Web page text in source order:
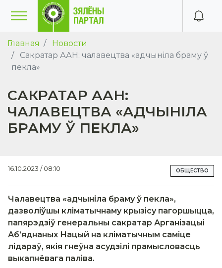
Главная
Новости
Сакратар ААН: чалавецтва «адчыніла браму ў
пекла»
САКРАТАР ААН:
ЧАЛАВЕЦТВА «АДЧЫНІЛА
БРАМУ Ў ПЕКЛА»
16.10.2023 / 08:10 ОБЩЕСТВО
Чалавецтва «адчыніла браму ў пекла»,
дазволіўшы кліматычнаму крызісу пагоршыцца,
папярэдзіў генеральны сакратар Арганізацыі
Аб’яднаных Нацый на кліматычным саміце
лідараў, якія гнеўна асудзілі прамысловасць
выкапнёвага паліва.